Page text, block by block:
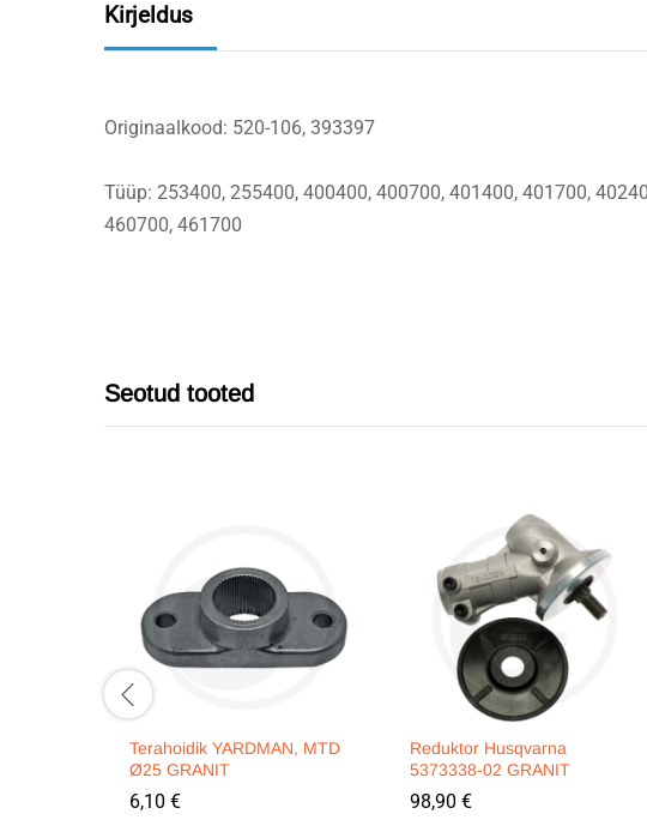
Kirjeldus
Originaalkood: 520-106, 393397
Tüüp: 253400, 255400, 400400, 400700, 401400, 401700,
460700, 461700
Seotud tooted
Terahoidik YARDMAN, MTD
Ø25 GRANIT
6,10 €
Reduktor Husqvarna
5373338-02 GRANIT
98,90 €